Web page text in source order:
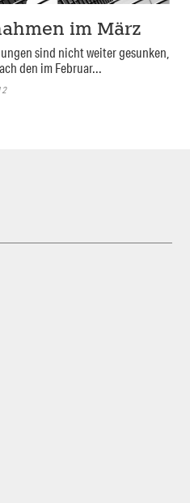
im März
sind nicht weiter gesunken,
den im Februar...